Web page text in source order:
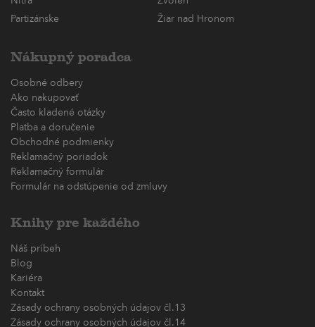
Partizánske
Žiar nad Hronom
Nákupný poradca
Osobné odbery
Ako nakupovať
Často kladené otázky
Platba a doručenie
Obchodné podmienky
Reklamačný poriadok
Reklamačný formulár
Formulár na odstúpenie od zmluvy
Knihy pre každého
Náš príbeh
Blog
Kariéra
Kontakt
Zásady ochrany osobných údajov čl.13
Zásady ochrany osobných údajov čl.14